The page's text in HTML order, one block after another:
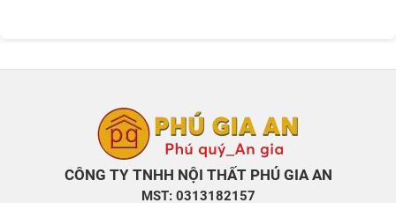
CÔNG TY TNHH NỘI THẤT PHÚ GIA AN
MST: 0313182157